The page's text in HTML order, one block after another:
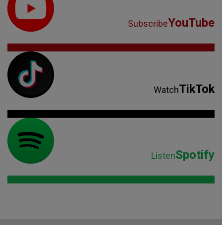
SubscribeYouTube
WatchTikTok
ListenSpotify